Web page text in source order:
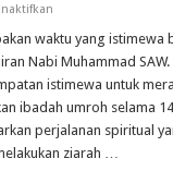
pada
Maulid
September
2024
Bersama
KH
Muhammad
Salim
Nur
waktu yang istimewa
Nabi Muhammad
istimewa untuk
ibadah umroh selama
perjalanan spiritual
ziarah …